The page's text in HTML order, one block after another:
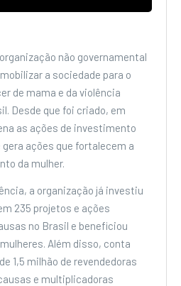
não governamental
a sociedade para o
de mama e da violência
Desde que foi criado, em
as ações de investimento
gera ações que fortalecem a
da mulher.
a organização já investiu
235 projetos e ações
no Brasil e beneficiou
Além disso, conta
1,5 milhão de revendedoras
e multiplicadoras